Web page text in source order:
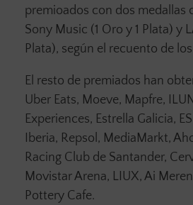
premioados con dos medallas
Sony Music (1 Oro y 1 Plata) y
Plata), según el recuento de
El resto de premiados han
Uber Eats, Moeve, Mapfre,
Experiences, Estrella Galicia,
Iberia, Repsol, MediaMarkt,
Racing Club de Santander,
Movistar Arena, LIUX, Ai
Pottery Cafe.